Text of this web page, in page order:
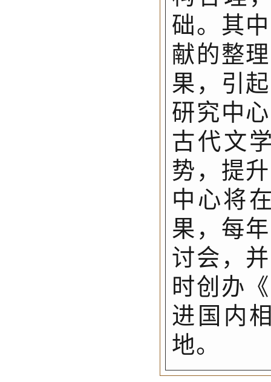
础。其
献的整
果，引
研究中
古代文
势，提
中心将
果，每
讨会，
时创办
进国内
地。